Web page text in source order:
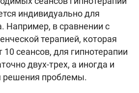
индивидуально для
Например, в сравнении с
терапией, которая
сеансов, для гипнотерапии
двух-трех, а иногда и
решения проблемы.